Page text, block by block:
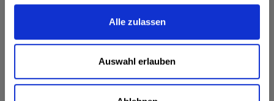
Alle zulassen
Auswahl erlauben
Kunden haben sich ebenfalls angesehen
Rotbäckchen Klassik Bio 6 x 0,7l wird in den
folgenden Regionen, Städten, Orten und Postleitzahl-